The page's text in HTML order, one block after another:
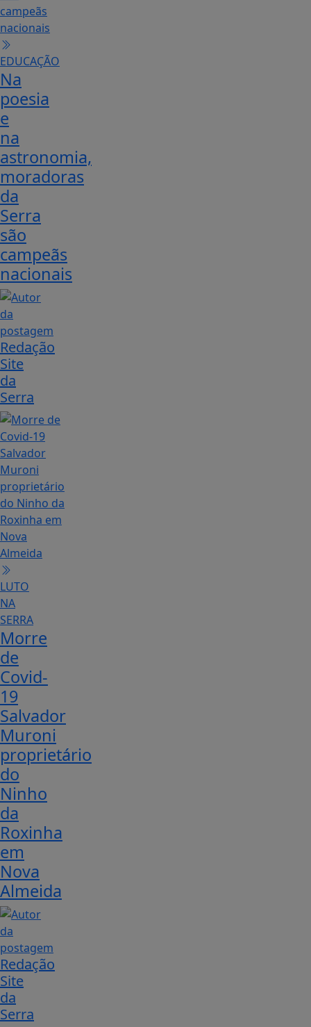
EDUCAÇÃO
Na
poesia
e
na
astronomia,
moradoras
da
Serra
são
campeãs
nacionais
Redação
Site
da
Serra
LUTO
NA
SERRA
Morre
de
Covid-
19
Salvador
Muroni
proprietário
do
Ninho
da
Roxinha
em
Nova
Almeida
Redação
Site
da
Serra